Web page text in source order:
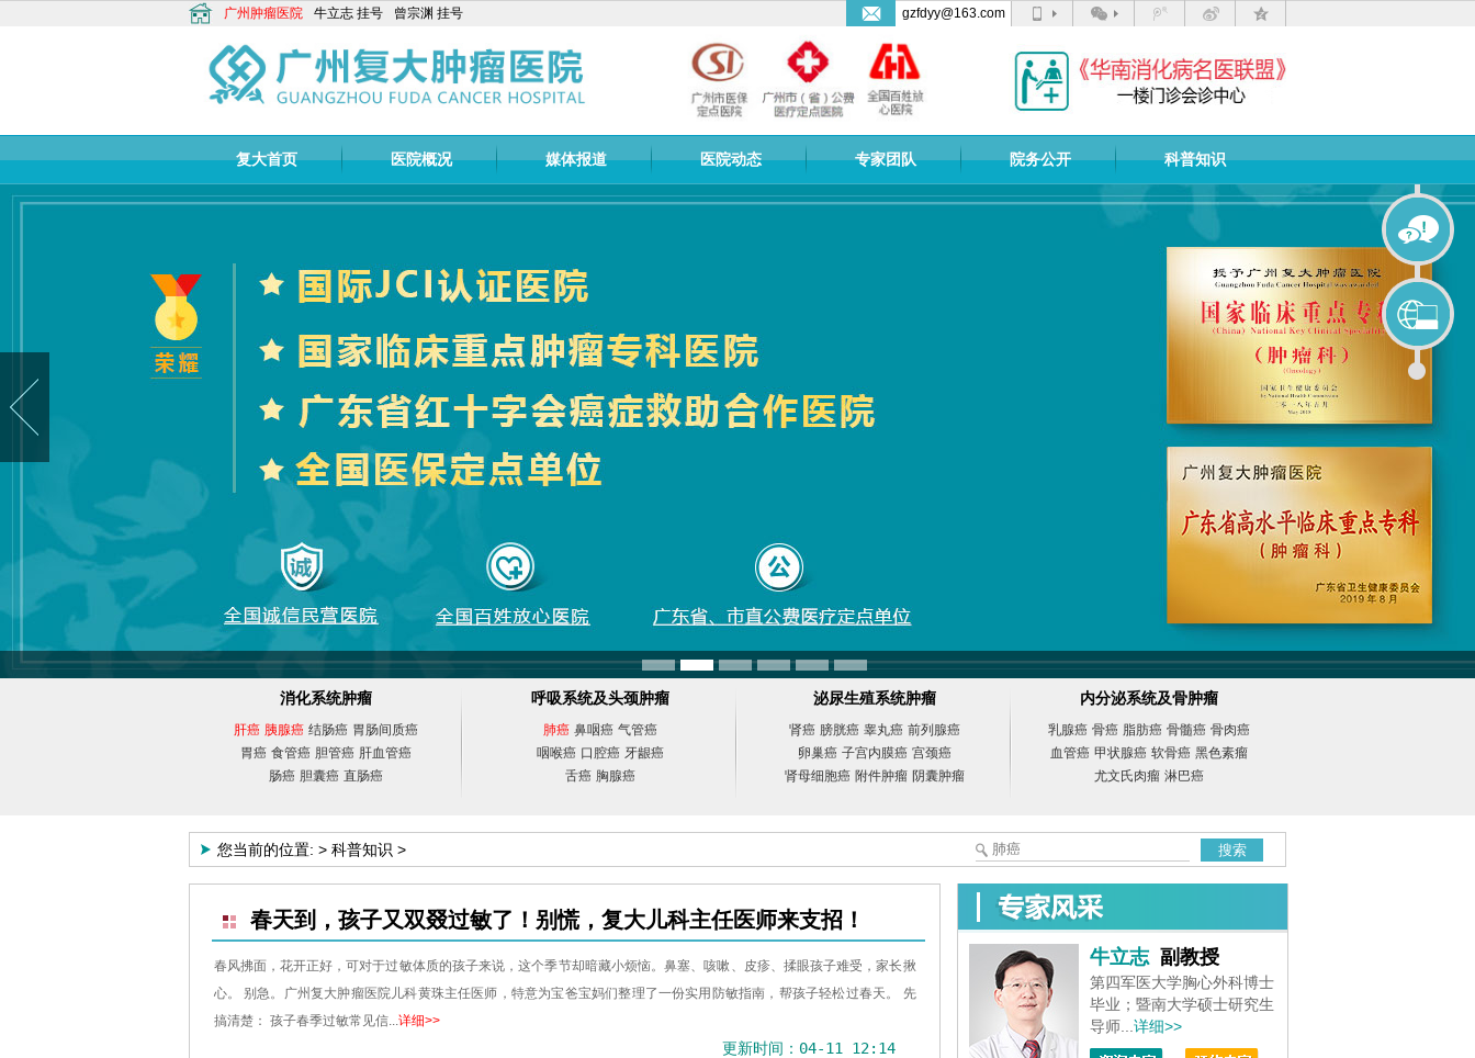
广州肿瘤医院 牛立志 挂号 曾宗渊 挂号 gzfdyy@163.com
复大首页 医院概况 媒体报道 医院动态 专家团队 院务公开 科普知识
消化系统肿瘤
肝癌 胰腺癌 结肠癌 胃肠间质癌
胃癌 食管癌 胆管癌 肝血管癌
肠癌 胆囊癌 直肠癌
呼吸系统及头颈肿瘤
肺癌 鼻咽癌 气管癌
咽喉癌 口腔癌 牙龈癌
舌癌 胸腺癌
泌尿生殖系统肿瘤
肾癌 膀胱癌 睾丸癌 前列腺癌
卵巢癌 子宫内膜癌 宫颈癌
肾母细胞癌 附件肿瘤 阴囊肿瘤
内分泌系统及骨肿瘤
乳腺癌 骨癌 脂肪癌 骨髓癌 骨肉癌
血管癌 甲状腺癌 软骨癌 黑色素瘤
尤文氏肉瘤 淋巴癌
您当前的位置: > 科普知识 > 搜索
春天到，孩子又双叕过敏了！别慌，复大儿科主任医师来支招！
春风拂面，花开正好，可对于过敏体质的孩子来说，这个季节却暗藏小烦恼。鼻塞、咳嗽、皮疹、揉眼孩子难受，家长揪
心。 别急。广州复大肿瘤医院儿科黄珠主任医师，特意为宝爸宝妈们整理了一份实用防敏指南，帮孩子轻松过春天。 先
搞清楚： 孩子春季过敏常见信...详细>>
更新时间：04-11 12:14
牛立志 副教授
第四军医大学胸心外科博士
毕业；暨南大学硕士研究生
导师... 详细>>